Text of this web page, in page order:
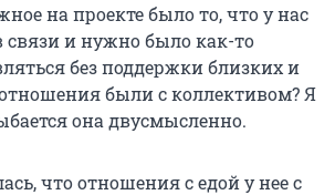
на проекте было то, что у нас
связи и нужно было как-то
без поддержки близких и
были с коллективом? Я
она двусмысленно.
что отношения с едой у нее с